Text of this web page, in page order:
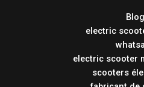
Blog
electric
electric scooter
scooters